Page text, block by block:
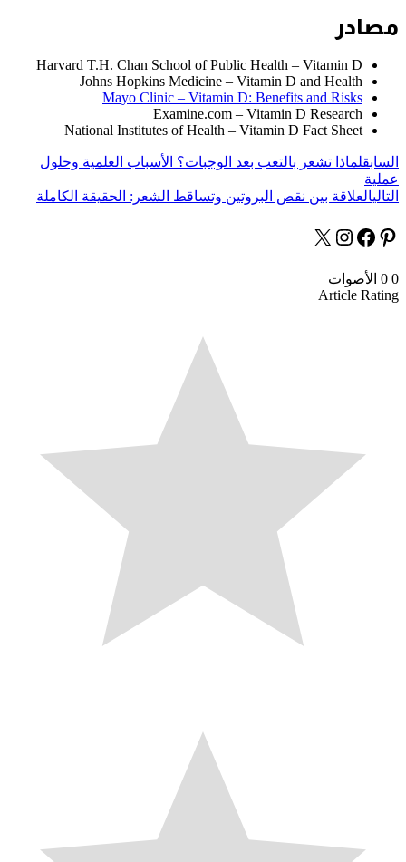
مصادر
Harvard T.H. Chan School of Public Health – Vitamin D
Johns Hopkins Medicine – Vitamin D and Health
Mayo Clinic – Vitamin D: Benefits and Risks
Examine.com – Vitamin D Research
National Institutes of Health – Vitamin D Fact Sheet
السابقلماذا تشعر بالتعب بعد الوجبات؟ الأسباب العلمية وحلول
عملية
التاليالعلاقة بين نقص البروتين وتساقط الشعر: الحقيقة الكاملة
0
0 الأصوات
Article Rating